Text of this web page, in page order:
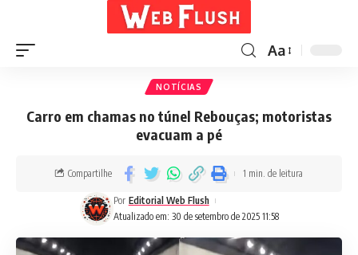
Aa
NOTÍCIAS
Carro em chamas no túnel Rebouças; motoristas
evacuam a pé
Atualizado em: 30 de setembro de 2025 11:58
Por Editorial Web Flush
Compartilhe 1 min. de leitura